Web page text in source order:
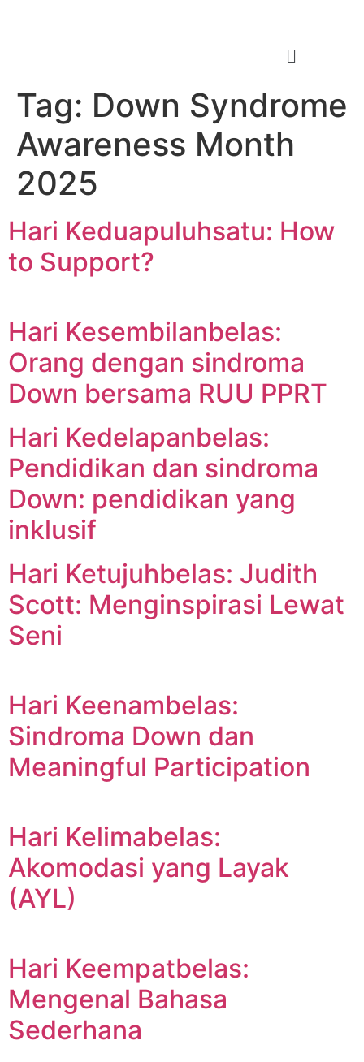
Tag: Down Syndrome
Awareness Month
2025
Hari Keduapuluhsatu: How
to Support?
Hari Kesembilanbelas:
Orang dengan sindroma
Down bersama RUU PPRT
Hari Kedelapanbelas:
Pendidikan dan sindroma
Down: pendidikan yang
inklusif
Hari Ketujuhbelas: Judith
Scott: Menginspirasi Lewat
Seni
Hari Keenambelas:
Sindroma Down dan
Meaningful Participation
Hari Kelimabelas:
Akomodasi yang Layak
(AYL)
Hari Keempatbelas:
Mengenal Bahasa
Sederhana